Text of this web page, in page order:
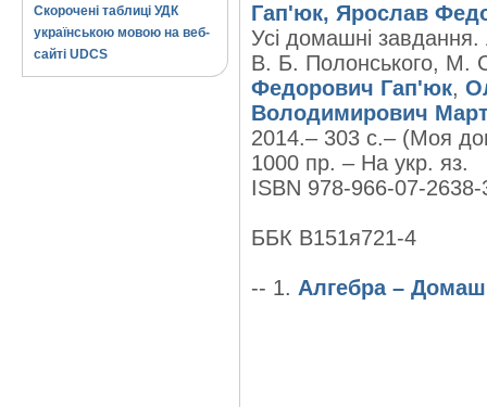
Скорочені таблиці УДК
українською мовою на веб-
сайті UDCS
Гап'юк, Ярослав
Усі домашні
В. Б. Полонського, М.
Федорович Гап'юк,
Володимирович
2014.– 303 с.– (Моя
1000 пр. – На укр. яз.
ISBN 978-966-07-
ББК В151я721-4
-- 1. Алгебра –